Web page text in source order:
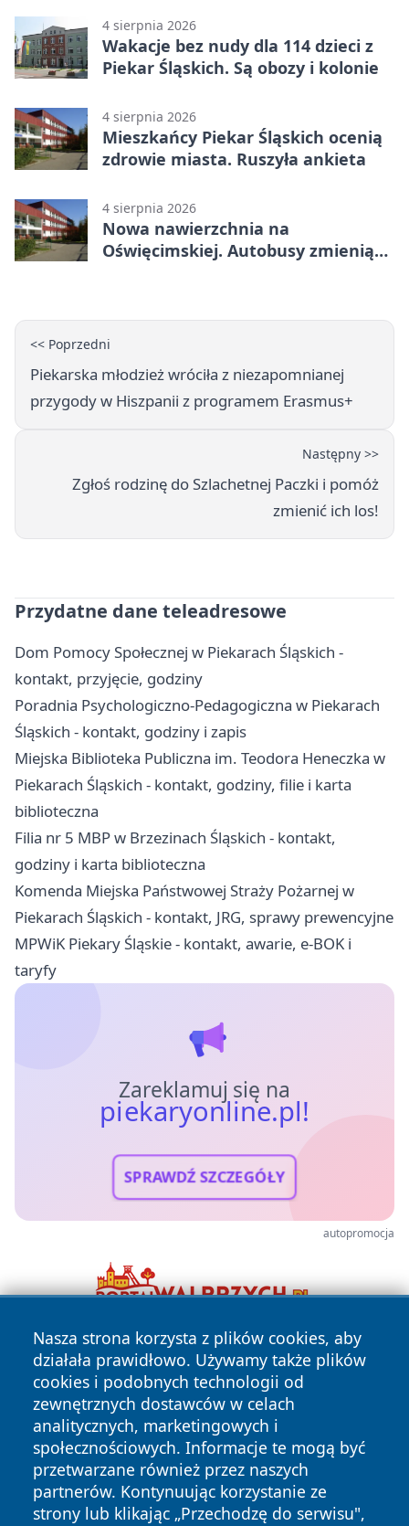
4 sierpnia 2026
Wakacje bez nudy dla 114 dzieci z
Piekar Śląskich. Są obozy i kolonie
4 sierpnia 2026
Mieszkańcy Piekar Śląskich ocenią
zdrowie miasta. Ruszyła ankieta
4 sierpnia 2026
Nowa nawierzchnia na
Oświęcimskiej. Autobusy zmienią
<< Poprzedni
Piekarska młodzież wróciła z niezapomnianej
przygody w Hiszpanii z programem Erasmus+
Następny >>
Zgłoś rodzinę do Szlachetnej Paczki i pomóż
zmienić ich los!
Przydatne dane teleadresowe
Dom Pomocy Społecznej w Piekarach Śląskich -
kontakt, przyjęcie, godziny
Poradnia Psychologiczno-Pedagogiczna w Piekarach
Śląskich - kontakt, godziny i zapis
Miejska Biblioteka Publiczna im. Teodora Heneczka w
Piekarach Śląskich - kontakt, godziny, filie i karta
biblioteczna
Filia nr 5 MBP w Brzezinach Śląskich - kontakt,
godziny i karta biblioteczna
Komenda Miejska Państwowej Straży Pożarnej w
Piekarach Śląskich - kontakt, JRG, sprawy prewencyjne
MPWiK Piekary Śląskie - kontakt, awarie, e-BOK i
taryfy
Zareklamuj się na
piekaryonline.pl!
SPRAWDŹ SZCZEGÓŁY
autopromocja
Nasza strona korzysta z plików cookies, aby
działała prawidłowo. Używamy także plików
cookies i podobnych technologii od
zewnętrznych dostawców w celach
analitycznych, marketingowych i
społecznościowych. Informacje te mogą być
przetwarzane również przez naszych
partnerów. Kontynuując korzystanie ze
strony lub klikając „Przechodzę do serwisu",
Copyright © 2026 piekaryonline.pl Wszystkie prawa
zastrzeżone.